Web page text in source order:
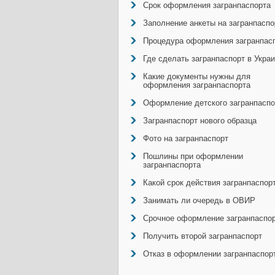
Срок оформления загранпаспорта
Заполнение анкеты на
Процедура оформления
Где сделать загранпаспорт в
Какие документы нужны для
оформления загранпаспорта
Оформление детского
Загранпаспорт нового образца
Фото на загранпаспорт
Пошлины при оформлении
загранпаспорта
Какой срок действия
Занимать ли очередь в ОВИР
Срочное оформление
Получить второй загранпаспорт
Отказ в оформлении